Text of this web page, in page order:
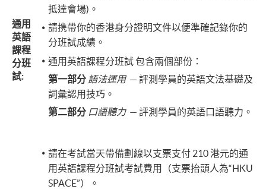
通用
英語
課程
分班
試:
抵達會場)。
請携帶你的香港身分證明文件以便準確記錄你的
分班試成績。
通用英語課程分班試 包含兩個部份：
第一部分 語法運用— 評測學員的英語文法基礎及
詞彙認用技巧。
第二部分 口語聽力— 評測學員的英語口語聽力。
​請在考試當天帶備劃線以支票支付 210 港元的通
用英語課程分班試考試費用（支票抬頭人為“HKU
SPACE”）。